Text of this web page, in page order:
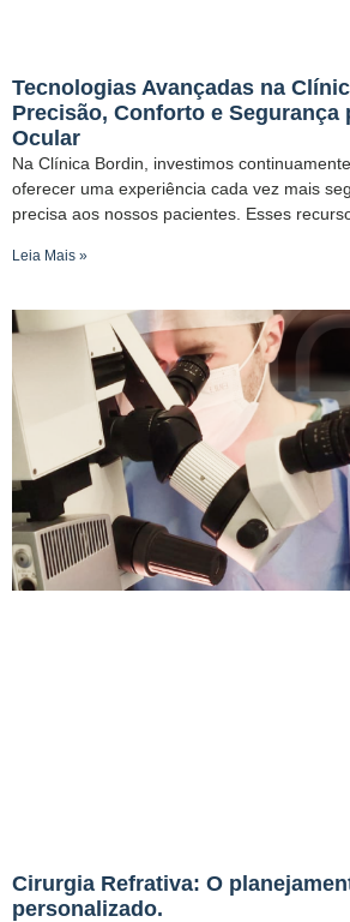
Tecnologias Avançadas na
Precisão, Conforto e Segurança
Ocular
Na Clínica Bordin, investimos
oferecer uma experiência cada vez mais
precisa aos nossos pacientes. Esses
Leia Mais »
Cirurgia Refrativa: O
personalizado.